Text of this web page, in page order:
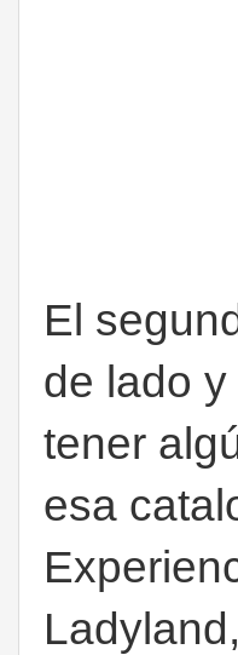
El
de lado
tener
esa